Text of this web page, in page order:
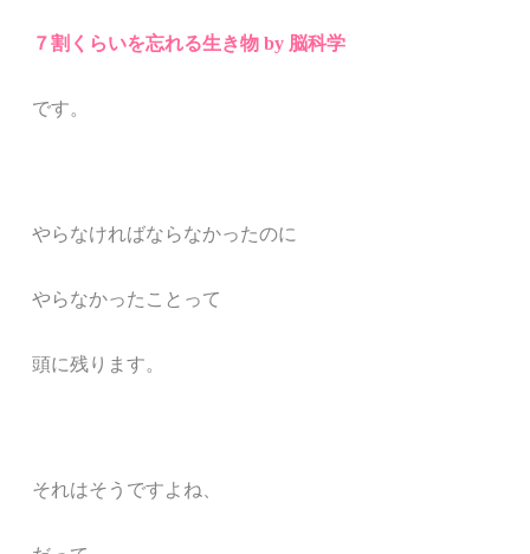
７割くらいを忘れる生き物 by 脳科学
です。
やらなければならなかったのに
やらなかったことって
頭に残ります。
それはそうですよね、